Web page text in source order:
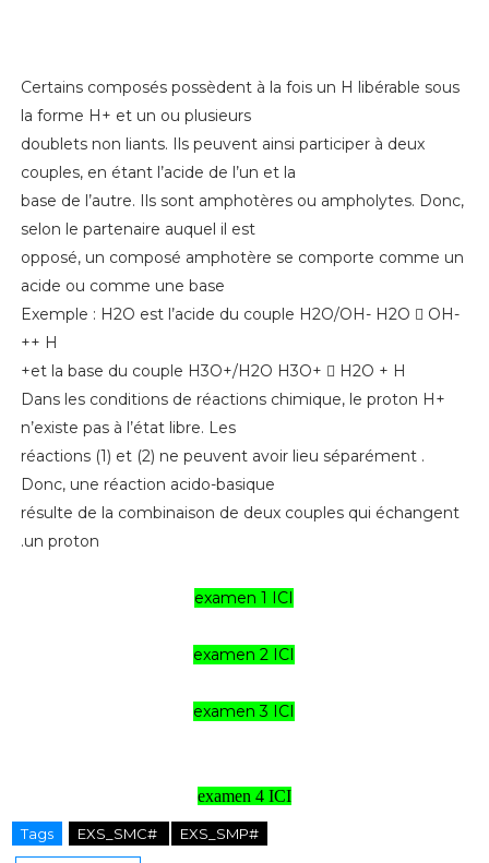
Certains composés possèdent à la fois un H libérable sous
la forme H+ et un ou plusieurs
doublets non liants. Ils peuvent ainsi participer à deux
couples, en étant l’acide de l’un et la
base de l’autre. Ils sont amphotères ou ampholytes. Donc,
selon le partenaire auquel il est
opposé, un composé amphotère se comporte comme un
acide ou comme une base
Exemple : H2O est l’acide du couple H2O/OH- H2O 􀀧 OH-
+ H+
et la base du couple H3O+/H2O H3O+ 􀀧 H2O + H+
Dans les conditions de réactions chimique, le proton H+
n’existe pas à l’état libre. Les
réactions (1) et (2) ne peuvent avoir lieu séparément .
Donc, une réaction acido-basique
résulte de la combinaison de deux couples qui échangent
un proton.
examen 1 ICI
examen 2 ICI
examen 3 ICI
examen 4 ICI
Tags EXS_SMC# EXS_SMP#